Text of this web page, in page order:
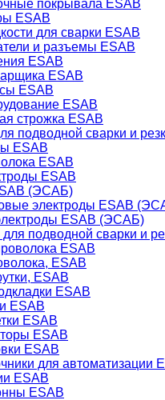
покрывала ESAB
ESAB
для сварки ESAB
и разъемы ESAB
ESAB
ESAB
ESAB
ESAB
строжка ESAB
подводной сварки и
ESAB
ESAB
ESAB
(ЭСАБ)
электроды ESAB
ESAB (ЭСАБ)
подводной сварки и
ESAB
ESAB
ESAB
ESAB
ESAB
ESAB
ESAB
ESAB
для автоматизации
ESAB
ESAB